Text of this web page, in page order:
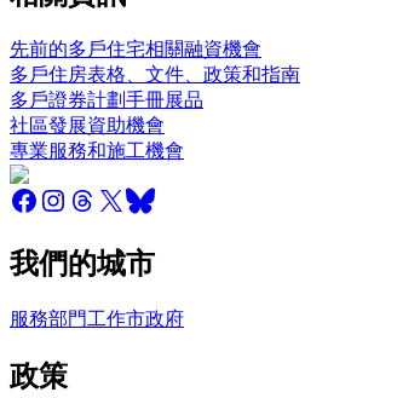
先前的多戶住宅相關融資機會
多戶住房表格、文件、政策和指南
多戶證券計劃手冊展品
社區發展資助機會
專業服務和施工機會
我們的城市
服務部門工作市政府
政策